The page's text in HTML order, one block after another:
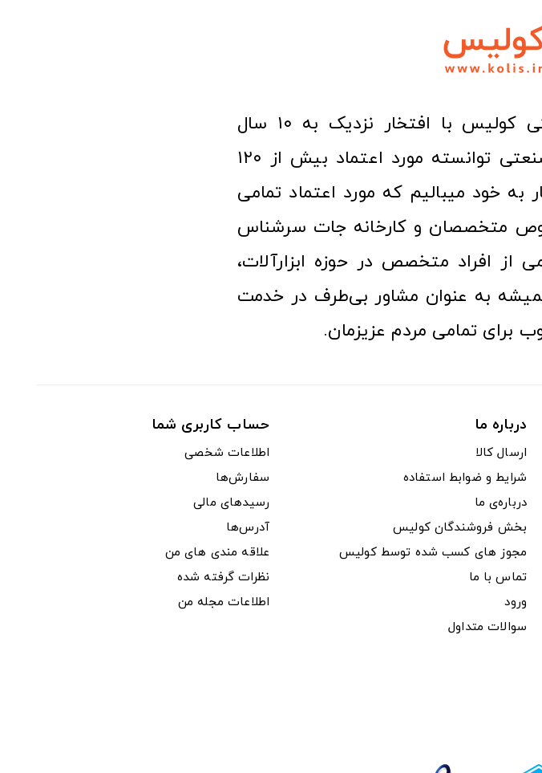
فروشگاه آنلاین ابزار و تجهیزات صنعتی کولیس با افتخار نزدیک به ۱۰ سال
فعالیت در عرصه ابزارآلات و کالاهای صنعتی توانسته مورد اعتماد بیش از ۱۲۰
به خود میبالیم که مورد اعتماد تمامی
متخصصان و کارخانه جات سرشناس
از افراد متخصص در حوزه ابزارآلات،
به عنوان مشاور بی‌طرف در خدمت
برای تمامی مردم عزیزمان.
درباره ما
ارسال کالا
شرایط و ضوابط استفاده
درباره‌ی ما
بخش فروشندگان کولیس
مجوز های کسب شده توسط کولیس
تماس با ما
ورود
سوالات متداول
حساب کاربری شما
اطلاعات شخصی
سفارش‌ها
رسیدهای مالی
آدرس‌ها
علاقه مندی های من
نظرات گرفته شده
اطلاعات مجله من